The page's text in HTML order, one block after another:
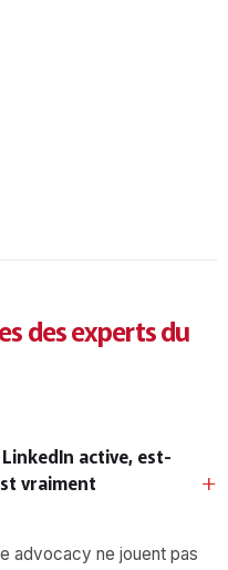
des experts du
active, est-
vraiment
advocacy ne jouent pas